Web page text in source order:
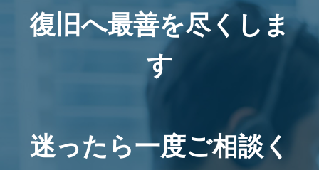
復旧へ最善を尽くしま
す
迷ったら一度ご相談く